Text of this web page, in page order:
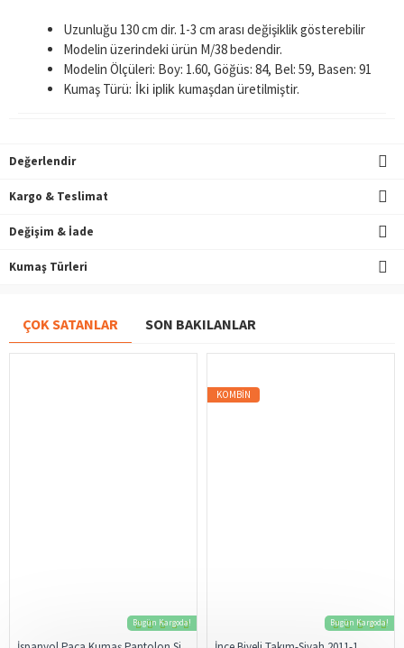
Uzunluğu 130 cm dir. 1-3 cm arası değişiklik gösterebilir
Modelin üzerindeki ürün M/38 bedendir.
Modelin Ölçüleri: Boy: 1.60, Göğüs: 84, Bel: 59, Basen: 91
Kumaş Türü: İki iplik kumaşdan üretilmiştir.
Değerlendir
Kargo & Teslimat
Değişim & İade
Kumaş Türleri
ÇOK SATANLAR SON BAKILANLAR
Bugün Kargoda! Bugün Kargoda!
KOMBIN